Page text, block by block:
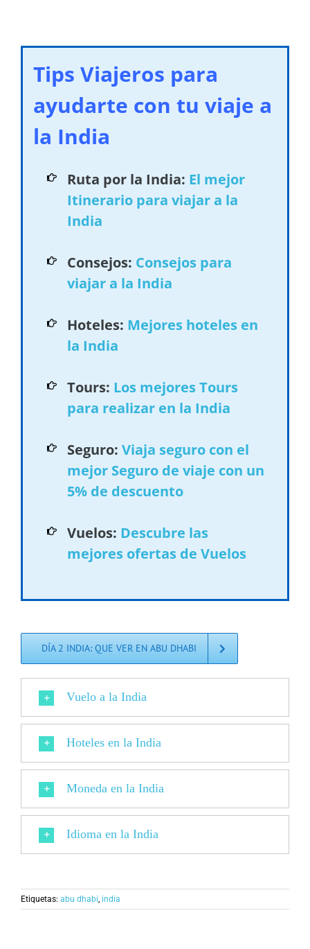
Tips Viajeros para
ayudarte con tu viaje a
la India
Ruta por la India: El mejor
Itinerario para viajar a la
India
Consejos: Consejos para
viajar a la India
Hoteles: Mejores hoteles en
la India
Tours: Los mejores Tours
para realizar en la India
Seguro: Viaja seguro con el
mejor Seguro de viaje con un
5% de descuento
Vuelos: Descubre las
mejores ofertas de Vuelos
DÍA 2 INDIA: QUE VER EN ABU DHABI
Vuelo a la India
Hoteles en la India
Moneda en la India
Idioma en la India
Etiquetas: abu dhabi india